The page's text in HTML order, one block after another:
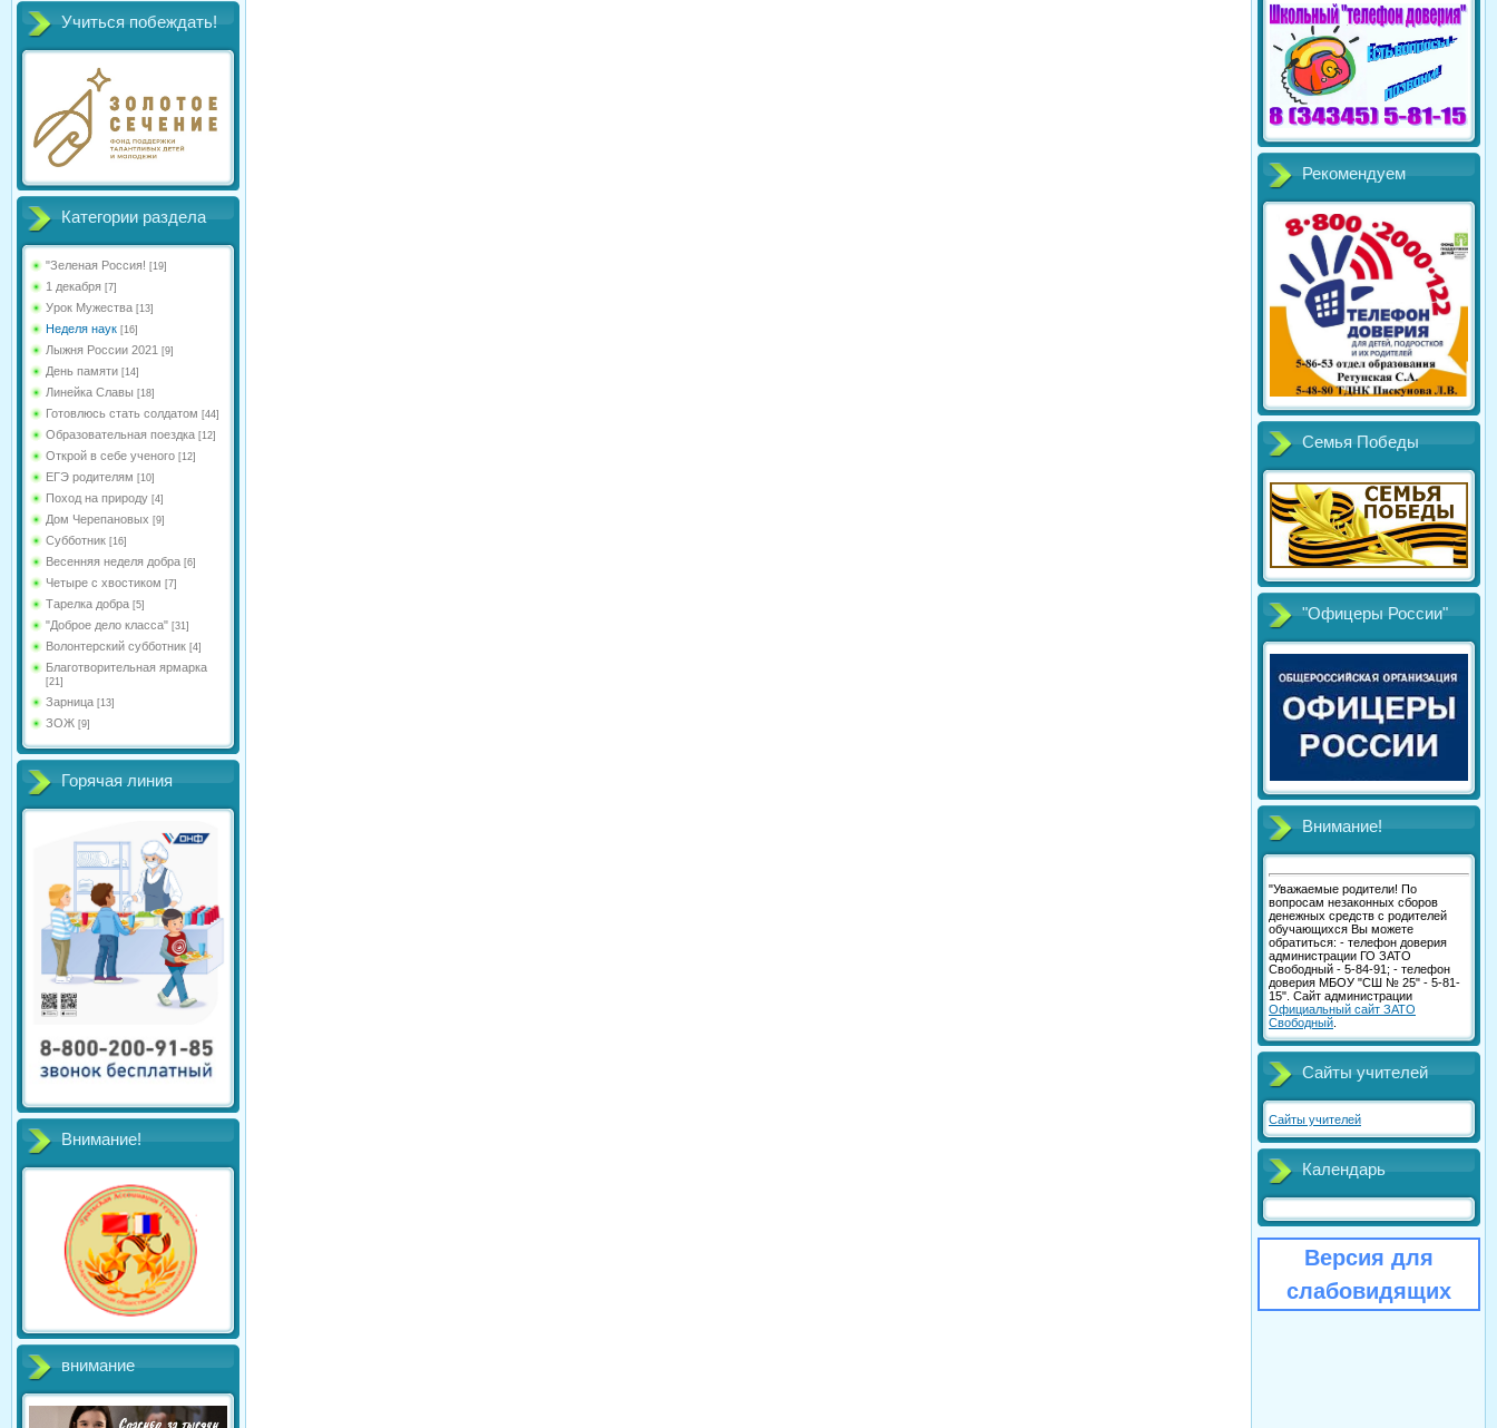
Учиться побеждать!
Категории раздела
"Зеленая Россия! [19]
1 декабря [7]
Урок Мужества [13]
Неделя наук [16]
Лыжня России 2021 [9]
День памяти [14]
Линейка Славы [18]
Готовлюсь стать солдатом [44]
Образовательная поездка [12]
Открой в себе ученого [12]
ЕГЭ родителям [10]
Поход на природу [4]
Дом Черепановых [9]
Субботник [16]
Весенняя неделя добра [6]
Четыре с хвостиком [7]
Тарелка добра [5]
"Доброе дело класса" [31]
Волонтерский субботник [4]
Благотворительная ярмарка
[21]
Зарница [13]
ЗОЖ [9]
Горячая линия
Внимание!
внимание
Рекомендуем
Семья Победы
"Офицеры России"
Внимание!
"Уважаемые родители! По
вопросам незаконных сборов
денежных средств с родителей
обучающихся Вы можете
обратиться: - телефон доверия
администрации ГО ЗАТО
Свободный - 5-84-91; - телефон
доверия МБОУ "СШ № 25" - 5-81-
15". Сайт администрации
Официальный сайт ЗАТО
Свободный
Сайты учителей
Сайты учителей
Календарь
Версия для
слабовидящих